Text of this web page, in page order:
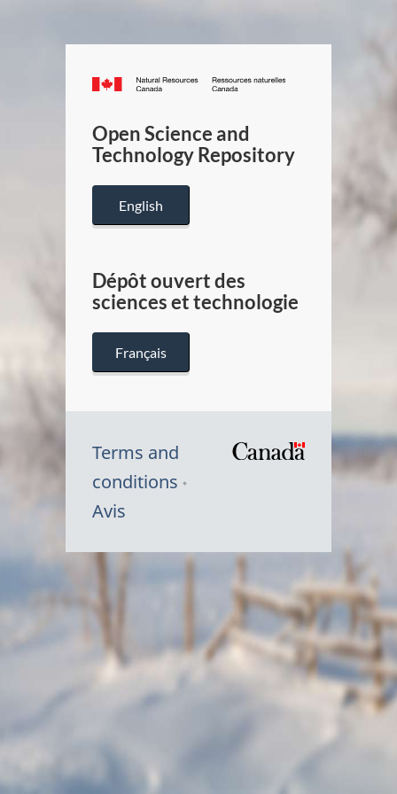
Canada.ca
/
Canada
Open Science and
Technology Repository
English
Dépôt ouvert des
sciences et technologie
Français
Terms and
conditions
Avis
Symbole
Canada